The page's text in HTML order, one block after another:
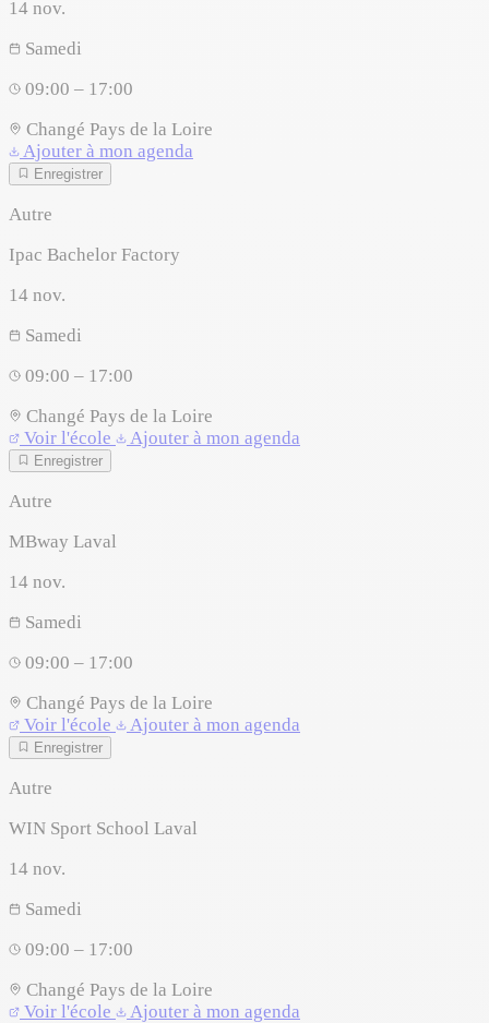
14 nov.
Samedi
09:00 – 17:00
Changé Pays de la Loire
Ajouter à mon agenda
Enregistrer
Autre
Ipac Bachelor Factory
14 nov.
Samedi
09:00 – 17:00
Changé Pays de la Loire
Voir l'école
Ajouter à mon agenda
Enregistrer
Autre
MBway Laval
14 nov.
Samedi
09:00 – 17:00
Changé Pays de la Loire
Voir l'école
Ajouter à mon agenda
Enregistrer
Autre
WIN Sport School Laval
14 nov.
Samedi
09:00 – 17:00
Changé Pays de la Loire
Voir l'école
Ajouter à mon agenda